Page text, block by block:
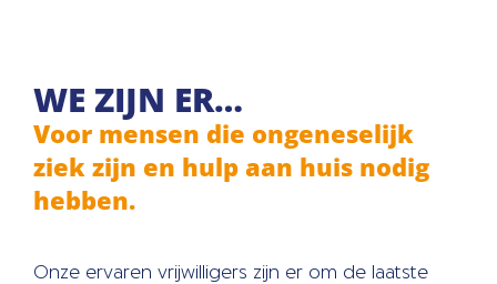
WE ZIJN ER…
Voor mensen die ongeneselijk
ziek zijn en hulp aan huis nodig
hebben.
Onze ervaren vrijwilligers zijn er om de laatste